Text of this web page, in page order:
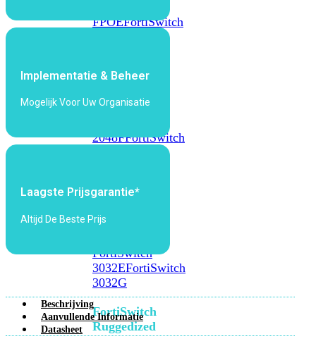
FPOEFortiSwitch
2000
Series
2048FFortiSwitch
FortiSwitch
Series
FortiSwitch
3032EFortiSwitch
3032G
FortiSwitch
Ruggedized
Implementatie & Beheer
Mogelijk Voor Uw Organisatie
Laagste Prijsgarantie*
Altijd De Beste Prijs
Beschrijving
Aanvullende Informatie
Datasheet